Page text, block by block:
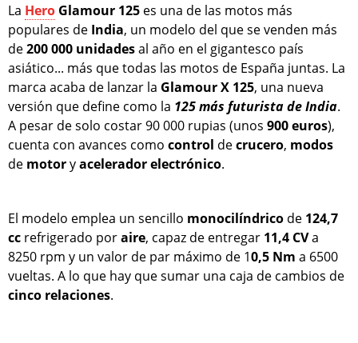
La Hero Glamour 125 es una de las motos más
populares de India, un modelo del que se venden más
de200 000 unidadesal año en el gigantesco país
asiático... más que todas las motos de España juntas. La
marca acaba de lanzar la Glamour X 125, una nueva
versión que define como la 125 más futurista de India.
A pesar de solo costar 90 000 rupias (unos 900 euros),
cuenta con avances como control decrucero, modos
de motoryaceleradorelectrónico.
El modelo emplea un sencillo monocilíndrico de 124,7
cc refrigerado poraire, capaz de entregar 11,4 CVa
8250 rpm y un valor de par máximo de 10,5 Nm a 6500
vueltas. A lo que hay que sumar una caja de cambios de
cinco relaciones.